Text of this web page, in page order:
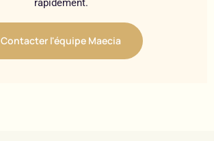
rapidement.
Contacter l'équipe Maecia